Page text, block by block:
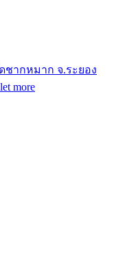
ากหมาก จ.ระยอง
more